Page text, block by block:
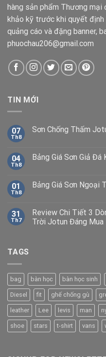
hàng sản phẩm Thương mại
khảo kỹ trước khi quyết định
quảng cáo và đặng banner,
phuochau206@gmail.com
TIN MỚI
07
Th8
Sơn Chống Thấm
04
Th8
Bảng Giá Sơn Giả
01
Th8
Bảng Giá Sơn Ngoại
31
Th7
Review Chi Tiết 3
Trời Jotun Đáng Mua
TAGS
bag bàn học bàn học sinh
Diesel fit ghế chống gù
leather Lee levis man
shoe stars t-shirt vans